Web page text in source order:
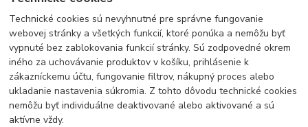
Technické cookies sú nevyhnutné pre správne fungovanie
webovej stránky a všetkých funkcií, ktoré ponúka a nemôžu byť
vypnuté bez zablokovania funkcií stránky. Sú zodpovedné okrem
iného za uchovávanie produktov v košíku, prihlásenie k
zákazníckemu účtu, fungovanie filtrov, nákupný proces alebo
ukladanie nastavenia súkromia. Z tohto dôvodu technické cookies
nemôžu byť individuálne deaktivované alebo aktivované a sú
aktívne vždy.